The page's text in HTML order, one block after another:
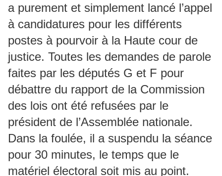
a purement et simplement lancé l’appel
à candidatures pour les différents
postes à pourvoir à la Haute cour de
justice. Toutes les demandes de parole
faites par les députés G et F pour
débattre du rapport de la Commission
des lois ont été refusées par le
président de l’Assemblée nationale.
Dans la foulée, il a suspendu la séance
pour 30 minutes, le temps que le
matériel électoral soit mis au point.